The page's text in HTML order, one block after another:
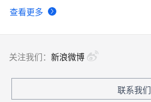
查看更多
关注我们： 新浪微博
联系我们